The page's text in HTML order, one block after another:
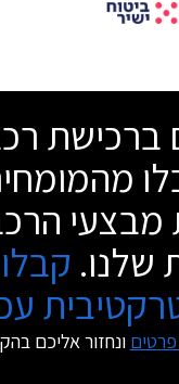
ברכישת
מבצעי
שלנו.
ונחזור אליכם